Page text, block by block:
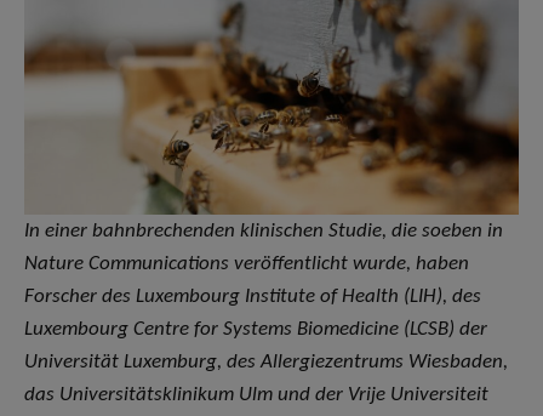
In einer bahnbrechenden klinischen Studie, die soeben in
Nature Communications veröffentlicht wurde, haben
Forscher des Luxembourg Institute of Health (LIH), des
Luxembourg Centre for Systems Biomedicine (LCSB) der
Universität Luxemburg, des Allergiezentrums Wiesbaden,
das Universitätsklinikum Ulm und der Vrije Universiteit